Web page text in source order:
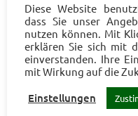
Diese Website
dass Sie unser
nutzen können. Mit
erklären Sie sich mit
einverstanden. Ihre
mit Wirkung auf die
Einstellungen